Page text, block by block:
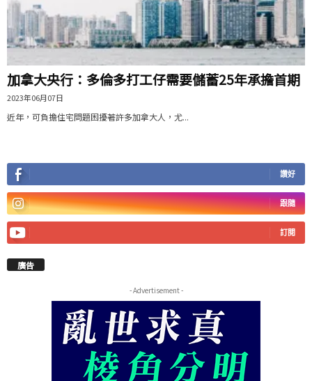
加拿大央行：多倫多打工仔需要儲蓄25年承擔首期
2023年06月07日
近年，可負擔住宅問題困擾著許多加拿大人，尤...
讚好
跟隨
訂閱
廣告
- Advertisement -